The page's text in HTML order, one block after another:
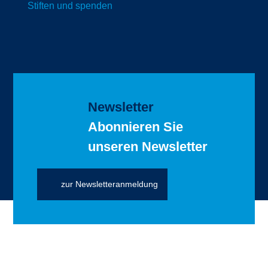
Stiften und spenden
Newsletter
Abonnieren Sie
unseren Newsletter
zur Newsletteranmeldung